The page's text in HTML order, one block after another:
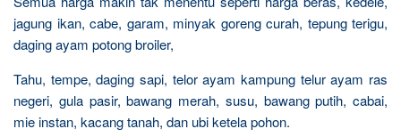
jagung ikan, cabe, garam, minyak goreng curah, tepung terigu,
daging ayam potong broiler,
Tahu, tempe, daging sapi, telor ayam kampung telur ayam ras
negeri, gula pasir, bawang merah, susu, bawang putih, cabai,
mie instan, kacang tanah, dan ubi ketela pohon.